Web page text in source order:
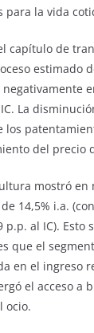
para la vida
capítulo de
estimado
La
los
del precio
mostró en
14,5% i.a.
p.p. al IC). Esto
que el
en el ingreso
el acceso a
ocio.